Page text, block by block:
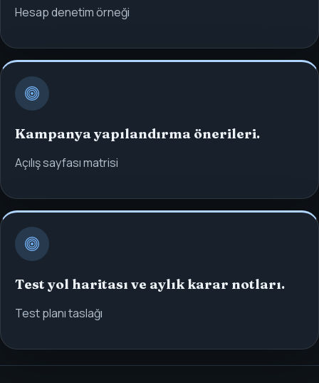
Hesap denetim örneği
Kampanya yapılandırma önerileri.
Açılış sayfası matrisi
Test yol haritası ve aylık karar notları.
Test planı taslağı